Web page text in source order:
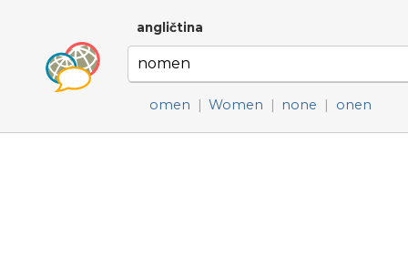
angličtina
omen | Women | none | onen